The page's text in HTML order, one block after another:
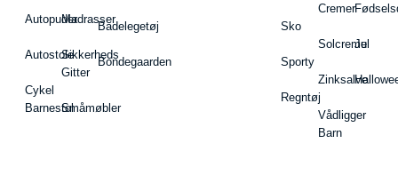
Autopuder
Autostole
Cykel
Barnestol
Madrasser
Sikkerheds
Gitter
Småmøbler
Badelegetøj
Bondegaarden
Sko
Sporty
Regntøj
Cremer
Solcreme
Zinksalve
Vådligger
Barn
Jul